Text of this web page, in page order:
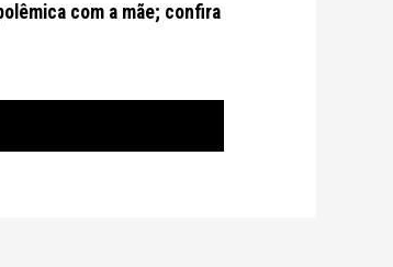
com a mãe; confira